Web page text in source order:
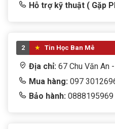
TRANG PHỤC
WEB CAM
Win + Office
Hỗ trợ kỹ thuật ( Gặp
2 Tin Học Ban Mê
Địa chỉ: 67 Chu Văn An
Mua hàng: 097
Bảo hành: 0888195969